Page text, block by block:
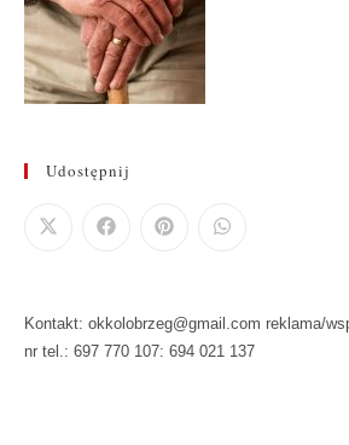
Udostępnij
Kontakt: okkolobrzeg@gmail.com reklama/
nr tel.: 697 770 107: 694 021 137